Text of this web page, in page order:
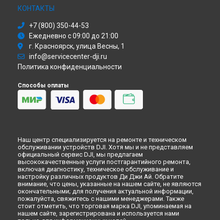
Восстановление после попадания влаги объектива DJI в
Восстановление после попадания влаги объектива DJI в
Хабаровске
Восстановление после попадания влаги объектива DJI в
Томске
Восстановление после попадания влаги объектива DJI в
Восстановление после попадания влаги объектива DJI в
Иркутске
Восстановление после попадания влаги объектива DJI в
Восстановление после попадания влаги объектива DJI в
Красноярске
Восстановление после попадания влаги объектива DJI в
Перми
Восстановление после попадания влаги объектива DJI в
Ульяновске
Восстановление после попадания влаги объектива DJI в
Кирове
КОНТАКТЫ
+7 (800) 350-44-53
Ежедневно с 09:00 до 21:00
г. Красноярск, улица Весны, 1
info@servicecenter-dji.ru
Политика конфиденциальности
Способы оплаты
Наш центр специализируется на ремонте и техническом
обслуживании устройств DJI. Хотя мы и не представляем
официальный сервис DJI, мы предлагаем
высококачественные услуги постгарантийного ремонта,
включая диагностику, техническое обслуживание и
настройку различных продуктов Ди Джи Ай. Обратите
внимание, что цены, указанные на нашем сайте, не являются
окончательными; для получения актуальной информации,
пожалуйста, свяжитесь с нашими менеджерами. Также
стоит отметить, что торговая марка DJI, упоминаемая на
нашем сайте, зарегистрирована и используется нами